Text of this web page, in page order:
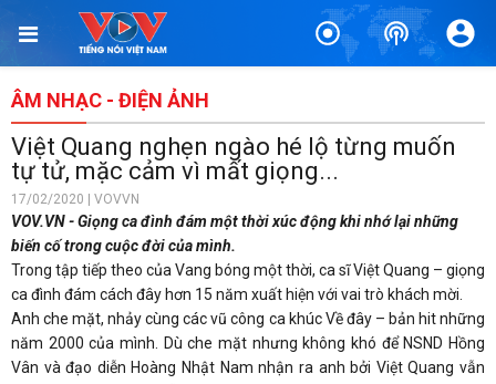
ÂM NHẠC - ĐIỆN ẢNH
Việt Quang nghẹn ngào hé lộ từng muốn
tự tử, mặc cảm vì mất giọng...
17/02/2020 | VOVVN
VOV.VN - Giọng ca đình đám một thời xúc động khi nhớ lại những
biến cố trong cuộc đời của mình.
Trong tập tiếp theo của Vang bóng một thời, ca sĩ Việt Quang – giọng
ca đình đám cách đây hơn 15 năm xuất hiện với vai trò khách mời.
Anh che mặt, nhảy cùng các vũ công ca khúc Về đây – bản hit những
năm 2000 của mình. Dù che mặt nhưng không khó để NSND Hồng
Vân và đạo diễn Hoàng Nhật Nam nhận ra anh bởi Việt Quang vẫn